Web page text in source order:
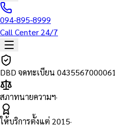
094-895-8999
Call Center 24/7
DBD จดทะเบียน 0435567000061
สภาทนายความฯ·
ให้บริการตั้งแต่ 2015·